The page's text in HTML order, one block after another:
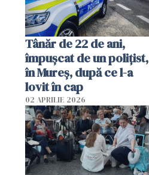
Tânăr de 22 de ani,
împușcat de un polițist,
în Mureș, după ce l-a
lovit în cap
02 APRILIE 2026